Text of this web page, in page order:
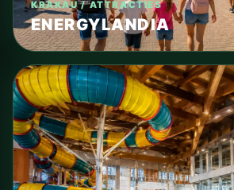
KRAKAU / ATTRACTIES
ENERGYLANDIA